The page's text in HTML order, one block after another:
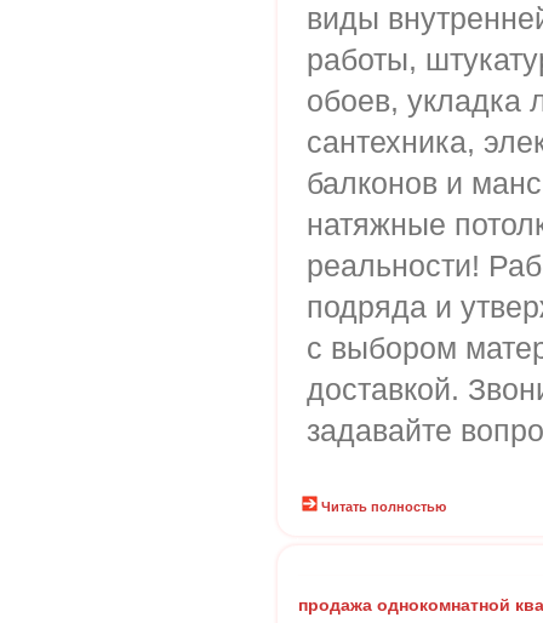
виды
работы,
обоев, укладка
сантехника,
балконов и
натяжные
реальности!
подряда и
с выбором
доставкой.
задавайте
Читать полностью
продажа однокомнатной